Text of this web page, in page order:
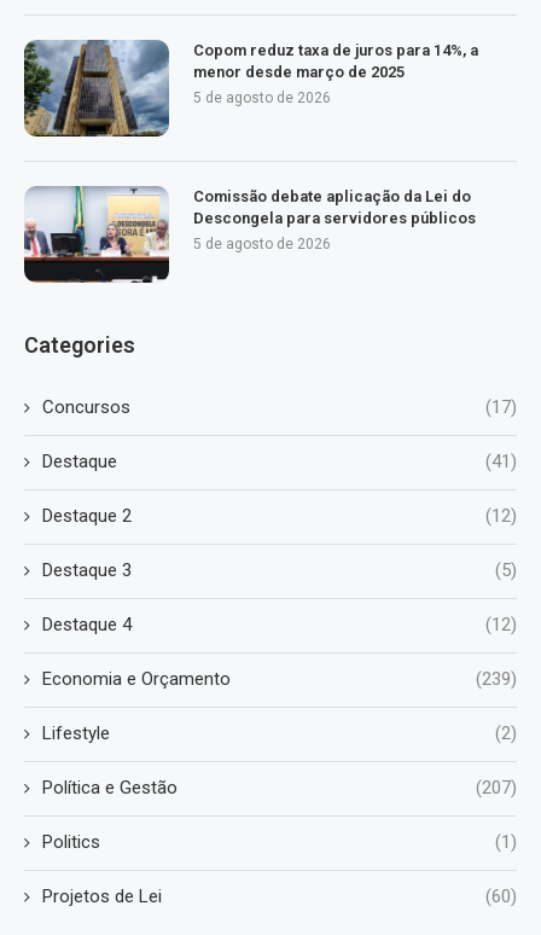
Copom reduz taxa de juros para 14%, a
menor desde março de 2025
5 de agosto de 2026
Comissão debate aplicação da Lei do
Descongela para servidores públicos
5 de agosto de 2026
Categories
Concursos (17)
Destaque (41)
Destaque 2 (12)
Destaque 3 (5)
Destaque 4 (12)
Economia e Orçamento (239)
Lifestyle (2)
Política e Gestão (207)
Politics (1)
Projetos de Lei (60)